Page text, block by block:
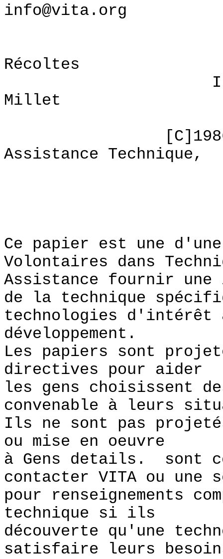
info@vita.org
Récoltes
II: Le maïs,
Millet
[C]1986,
Assistance Technique,
Ce papier est une
Volontaires dans
Assistance fournir
de la technique
technologies d'intérêt
développement.
Les papiers sont
directives pour aider
les gens choisissent
convenable à leurs
Ils ne sont pas
ou mise en oeuvre
à Gens details. sont
contacter VITA ou une
pour renseignements
technique si ils
découverte qu'une
satisfaire leurs